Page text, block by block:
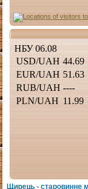
Щирець - старовинне